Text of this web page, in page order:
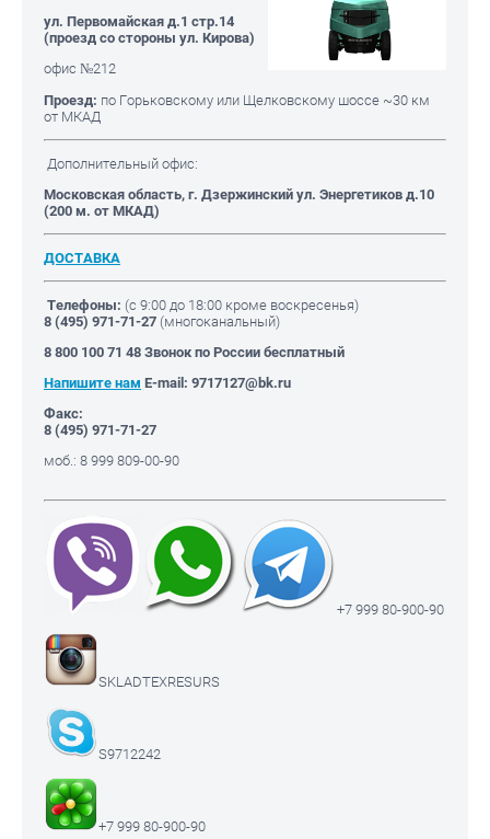
ул. Первомайская д.1 стр.14
(проезд со стороны ул. Кирова)
офис №212
Проезд: по Горьковскому или Щелковскому шоссе ~30 км
от МКАД
Дополнительный офис:
Московская область, г. Дзержинский ул. Энергетиков д.10
(200 м. от МКАД)
ДОСТАВКА
Телефоны: (с 9:00 до 18:00 кроме воскресенья)
8 (495) 971-71-27 (многоканальный)
8 800 100 71 48 Звонок по России бесплатный
Напишите нам E-mail: 9717127@bk.ru
Факс:
8 (495) 971-71-27
моб.: 8 999 809-00-90
+7 999 80-900-90
SKLADTEXRESURS
S9712242
+7 999 80-900-90